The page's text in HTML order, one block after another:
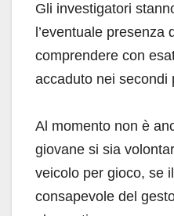
Gli investigatori
l’eventuale presenza
comprendere con
accaduto nei secondi
Al momento non è
giovane si sia
veicolo per gioco, se
consapevole del